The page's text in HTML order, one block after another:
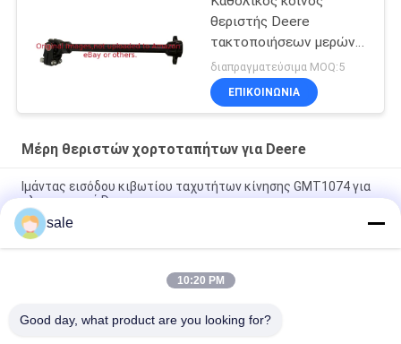
θεριστής Deere
τακτοποιήσεων μερών
άξονων GTCA17220
διαπραγματεύσιμα MOQ:5
ΕΠΙΚΟΙΝΩΝΊΑ
Μέρη θεριστών χορτοταπήτων για Deere
Ιμάντας εισόδου κιβωτίου ταχυτήτων κίνησης GMT1074 για
χλοοκοπτικά Deere
Συμπλέκτης υπέρ Gator 2030 2020 τακτοποιήσεις Deere
πιάτων πίεσης συμπλεκτών DIS GM809222 GM809221
Τμήματα κουρευτή γρασίδι κινητήρα εκκίνησης GAM878176
sale
10:20 PM
Good day, what product are you looking for?